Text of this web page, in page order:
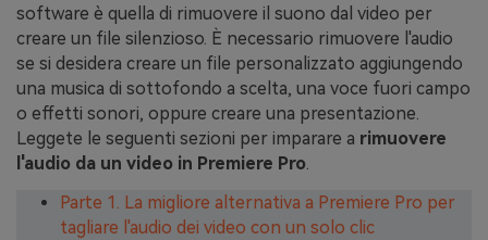
software è quella di rimuovere il suono dal video per
creare un file silenzioso. È necessario rimuovere l'audio
se si desidera creare un file personalizzato aggiungendo
una musica di sottofondo a scelta, una voce fuori campo
o effetti sonori, oppure creare una presentazione.
Leggete le seguenti sezioni per imparare a rimuovere
l'audio da un video in Premiere Pro
Parte 1. La migliore alternativa a Premiere Pro per
tagliare l'audio dei video con un solo clic